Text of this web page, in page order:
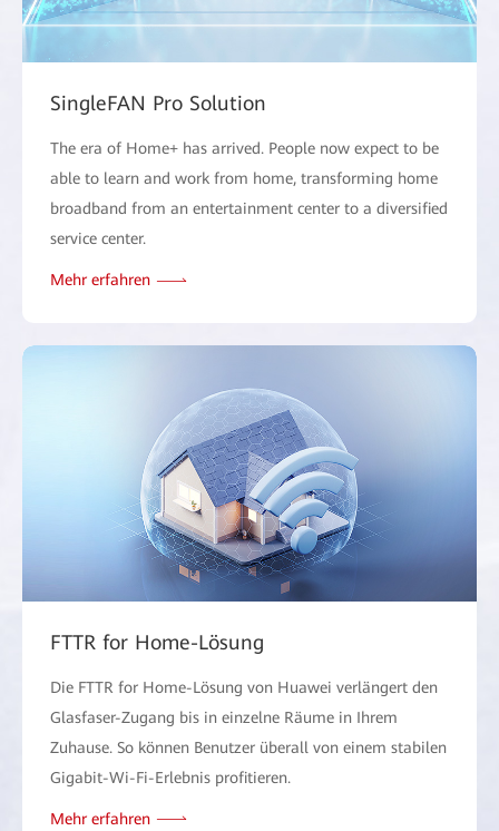
SingleFAN Pro Solution
The era of Home+ has arrived. People now expect to be
able to learn and work from home, transforming home
broadband from an entertainment center to a diversified
service center.
Mehr erfahren
FTTR for Home-Lösung
Die FTTR for Home-Lösung von Huawei verlängert den
Glasfaser-Zugang bis in einzelne Räume in Ihrem
Zuhause. So können Benutzer überall von einem stabilen
Gigabit-Wi-Fi-Erlebnis profitieren.
Mehr erfahren